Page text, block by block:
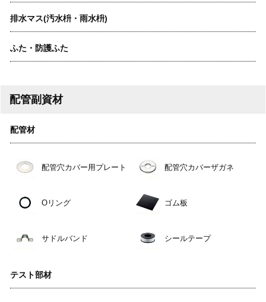
排水マス(汚水枡・雨水枡)
ふた・防護ふた
配管副資材
配管材
配管穴カバー用プレート 配管穴カバーザガネ
Oリング ゴム板
サドルバンド シールテープ
テスト部材